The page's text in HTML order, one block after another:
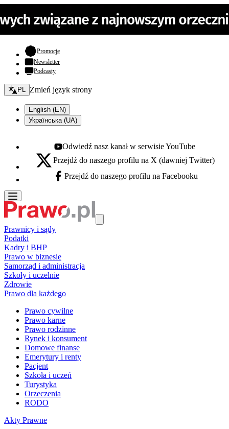
Promocje- otwiera się w nowej karcie
Newsletter
Podcasty
Zmień język - bieżący:
PL Zmień język strony
English (EN)
Українська (UA)
Youtube - otwiera się w nowej karcie
Odwiedź nasz kanał w serwisie YouTube
X - otwiera się w nowej karcie
Przejdź do naszego profilu na X (dawniej Twitter)
Facebook - otwiera się w nowej karcie
Przejdź do naszego profilu na Facebooku
Prawnicy i sądy
Podatki
Kadry i BHP
Prawo w biznesie
Samorząd i administracja
Szkoły i uczelnie
Zdrowie
Prawo dla każdego
Prawo cywilne
Prawo karne
Prawo rodzinne
Rynek i konsument
Domowe finanse
Emerytury i renty
Pacjent
Szkoła i uczeń
Turystyka
Orzeczenia
RODO
Akty Prawne